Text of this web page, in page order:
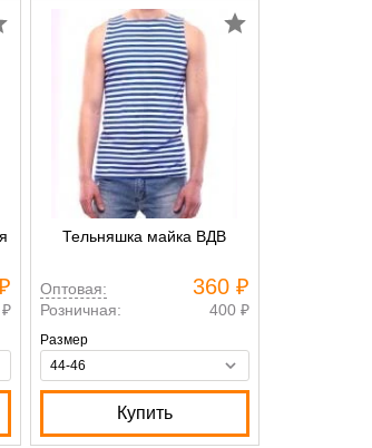
Тельняшка майка ВДВ
Оптовая: 360 ₽
Розничная: 400 ₽
Размер
Купить